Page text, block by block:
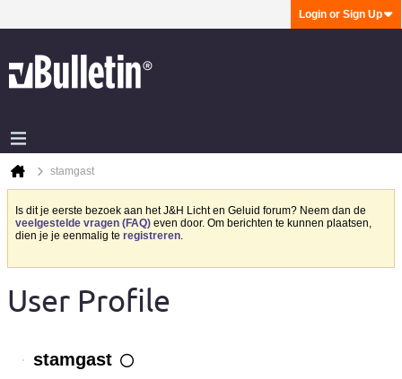
Login or Sign Up
stamgast
Is dit je eerste bezoek aan het J&H Licht en Geluid forum? Neem dan de
veelgestelde vragen (FAQ) even door. Om berichten te kunnen plaatsen,
dien je je eenmalig te registreren.
User Profile
stamgast